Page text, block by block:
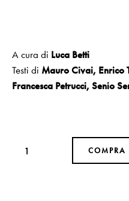
A cura di Luca Betti
Testi di Mauro Civai, Enrico
Francesca Petrucci, Senio
COMPRA